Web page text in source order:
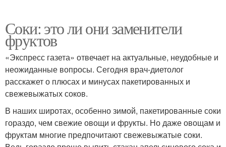
Соки: это ли они заменители
фруктов
«Экспресс газета» отвечает на актуальные, неудобные и
неожиданные вопросы. Сегодня врач-диетолог
расскажет о плюсах и минусах пакетированных и
свежевыжатых соков.
В наших широтах, особенно зимой, пакетированные соки
гораздо, чем свежие овощи и фрукты. Но даже овощам и
фруктам многие предпочитают свежевыжатые соки.